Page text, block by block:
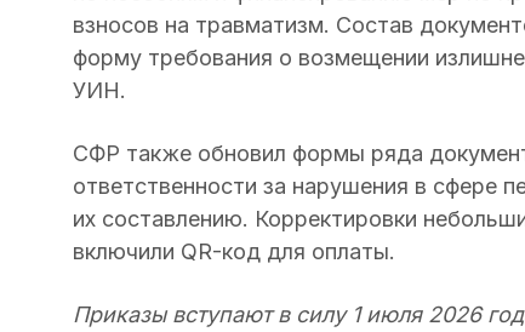
взносов на травматизм. Состав
форму требования о возмещении
УИН.
СФР также обновил формы ряда
ответственности за нарушения в сфере
их составлению. Корректировки
включили QR-код для оплаты.
Приказы вступают в силу 1 июля 2026